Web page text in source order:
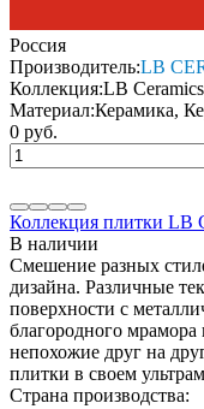
Россия
Производитель:LB
Коллекция:LB
Материал:Керамика,
0 руб.
Коллекция плитки LB
В наличии
Смешение разных
дизайна. Различные
поверхности с
благородного мрамора
непохожие друг на
плитки в своем
Страна производства: